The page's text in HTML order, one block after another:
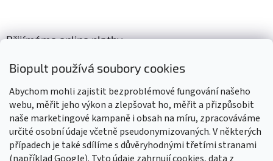
Biopult používá soubory cookies
Abychom mohli zajistit bezproblémové fungování našeho
webu, měřit jeho výkon a zlepšovat ho, měřit a přizpůsobit
naše marketingové kampaně i obsah na míru, zpracováváme
určité osobní údaje včetně pseudonymizovaných. V některých
případech je také sdílíme s důvěryhodnými třetími stranami
Přijímáme online platby
Výrobky označené BIO jsou certifikované kontrolní organizací CZ-
BIO-003